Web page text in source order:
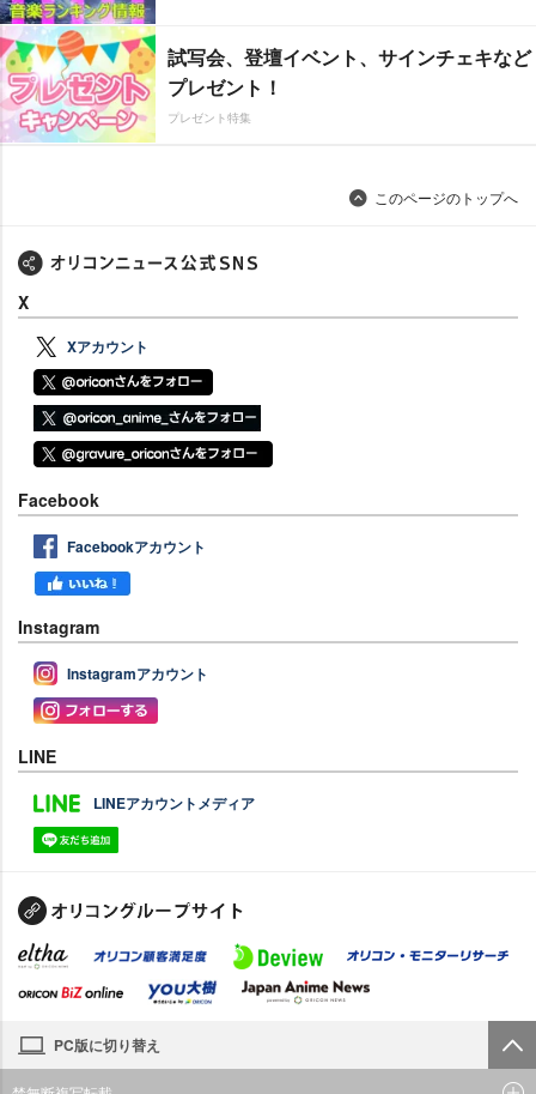
試写会、登壇イベント、サインチェキなど
プレゼント！
プレゼント特集
このページのトップへ
X
Xアカウント
Facebook
Facebookアカウント
Instagram
Instagramアカウント
LINE
LINEアカウントメディア
PC版に切り替え